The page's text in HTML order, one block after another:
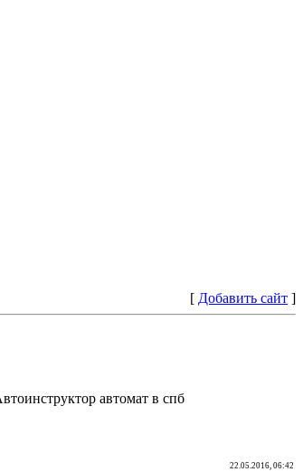
[ Добавить сайт ]
автомат в спб
22.05.2016, 06:42